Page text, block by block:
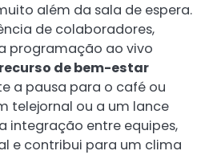
além da sala de espera.
de colaboradores,
programação ao vivo
recurso de bem-estar
a pausa para o café ou
telejornal ou a um lance
integração entre equipes,
e contribui para um clima